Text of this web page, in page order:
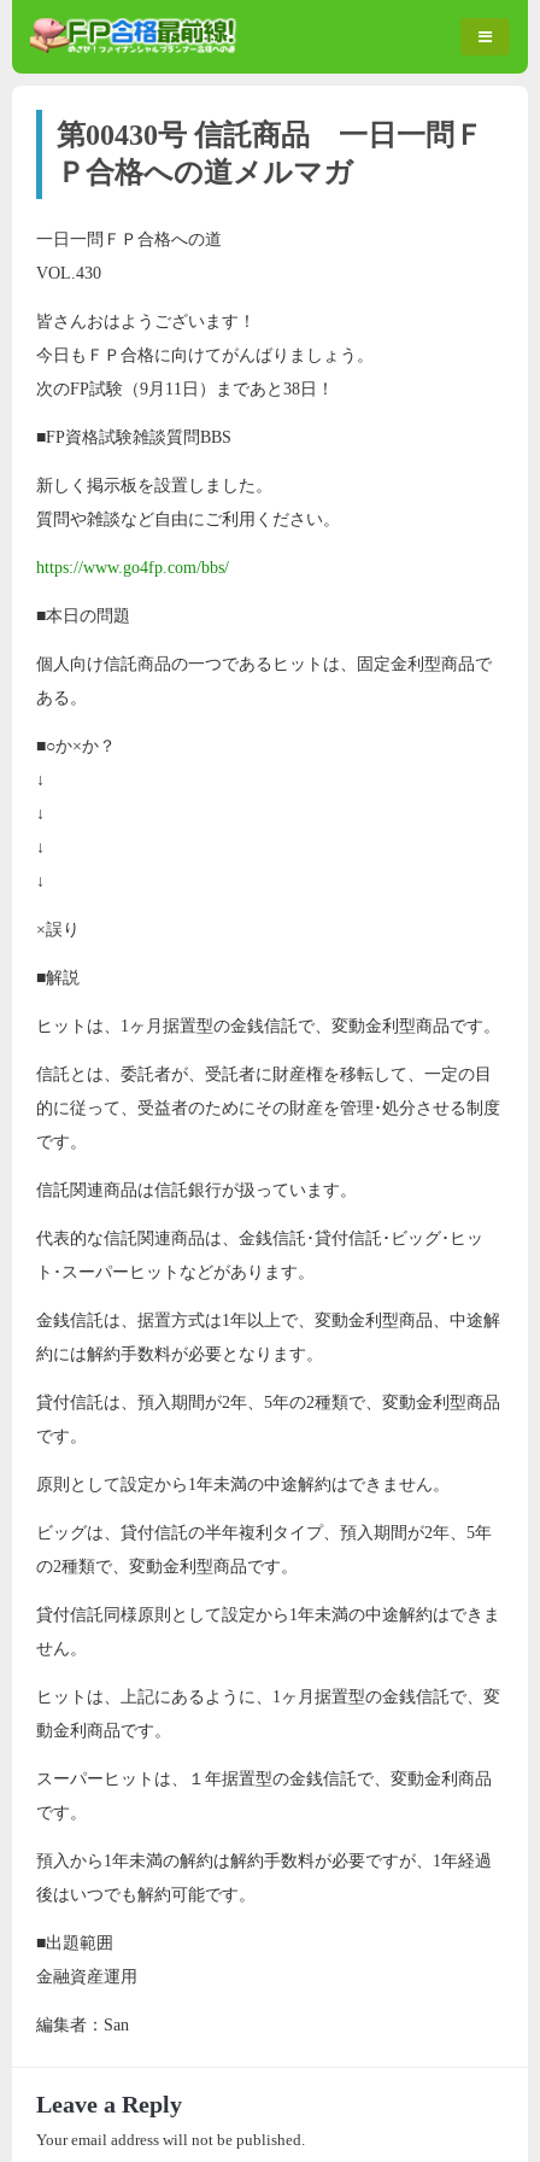
第00430号 信託商品 一日一問Ｆ
Ｐ合格への道メルマガ
一日一問ＦＰ合格への道
VOL.430
皆さんおはようございます！
今日もＦＰ合格に向けてがんばりましょう。
次のFP試験（9月11日）まであと38日！
■FP資格試験雑談質問BBS
新しく掲示板を設置しました。
質問や雑談など自由にご利用ください。
https://www.go4fp.com/bbs/
■本日の問題
個人向け信託商品の一つであるヒットは、固定金利型商品で
ある。
■○か×か？
↓
↓
↓
↓
×誤り
■解説
ヒットは、1ヶ月据置型の金銭信託で、変動金利型商品です。
信託とは、委託者が、受託者に財産権を移転して、一定の目
的に従って、受益者のためにその財産を管理･処分させる制度
です。
信託関連商品は信託銀行が扱っています。
代表的な信託関連商品は、金銭信託･貸付信託･ビッグ･ヒッ
ト･スーパーヒットなどがあります。
金銭信託は、据置方式は1年以上で、変動金利型商品、中途解
約には解約手数料が必要となります。
貸付信託は、預入期間が2年、5年の2種類で、変動金利型商品
です。
原則として設定から1年未満の中途解約はできません。
ビッグは、貸付信託の半年複利タイプ、預入期間が2年、5年
の2種類で、変動金利型商品です。
貸付信託同様原則として設定から1年未満の中途解約はできま
せん。
ヒットは、上記にあるように、1ヶ月据置型の金銭信託で、変
動金利商品です。
スーパーヒットは、１年据置型の金銭信託で、変動金利商品
です。
預入から1年未満の解約は解約手数料が必要ですが、1年経過
後はいつでも解約可能です。
■出題範囲
金融資産運用
編集者：San
Leave a Reply
Your email address will not be published.